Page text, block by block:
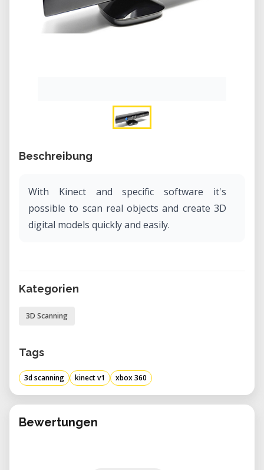
Beschreibung
With Kinect and specific software it's
possible to scan real objects and create 3D
digital models quickly and easily.
Kategorien
3D Scanning
Tags
3d scanning kinect v1 xbox 360
Bewertungen